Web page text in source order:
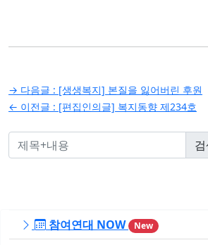
글
탐
색
→ 다음글 : [생생복지] 본질을 잃어버린 후원
← 이전글 : [편집인의글] 복지동향 제234호
참여연대 NOW New